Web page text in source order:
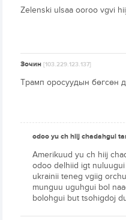
Zelenski ulsaa ooroo vgvi
Зочин[103.229.123.137]
Трамп оросуудын бөгсөн
odoo yu ch hiij chadahgui
Amerikuud yu ch hiij
odoo delhiid igt
ukrainii teneg vgiig
munguu uguhgui bol
bolohgui but tsohigdoj